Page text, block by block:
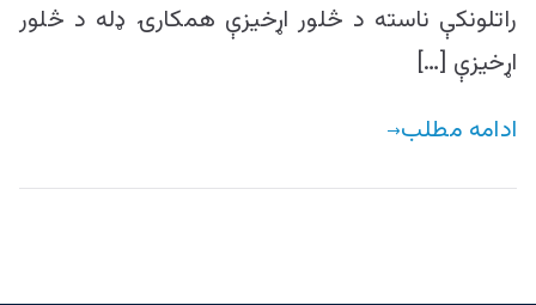
راتلونکې ناسته د څلور اړخیزې همکارۍ ډله د څلور
اړخیزې […]
ادامه مطلب